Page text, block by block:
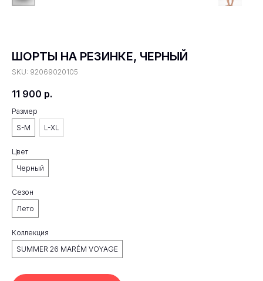
ШОРТЫ НА РЕЗИНКЕ, ЧЕРНЫЙ
SKU: 92069020105
11 900 р.
Размер
S-M
L-XL
Цвет
Черный
Сезон
Лето
Коллекция
SUMMER 26 MARÉM VOYAGE